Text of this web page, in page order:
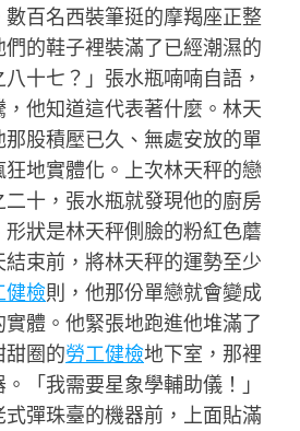
百名西裝筆挺的摩羯座正整
的鞋子裡裝滿了已經潮濕的
十七？」張水瓶喃喃自語，
他知道這代表著什麼。林天
股積壓已久、無處安放的單
地實體化。上次林天秤的戀
十，張水瓶就發現他的廚房
狀是林天秤側臉的粉紅色蘑
束前，將林天秤的運勢至少
健檢則，他那份單戀就會變成
體。他緊張地跑進他堆滿了
甜圈的勞工健檢地下室，那裡
「我需要星象學輔助儀！」
彈珠臺的機器前，上面貼滿